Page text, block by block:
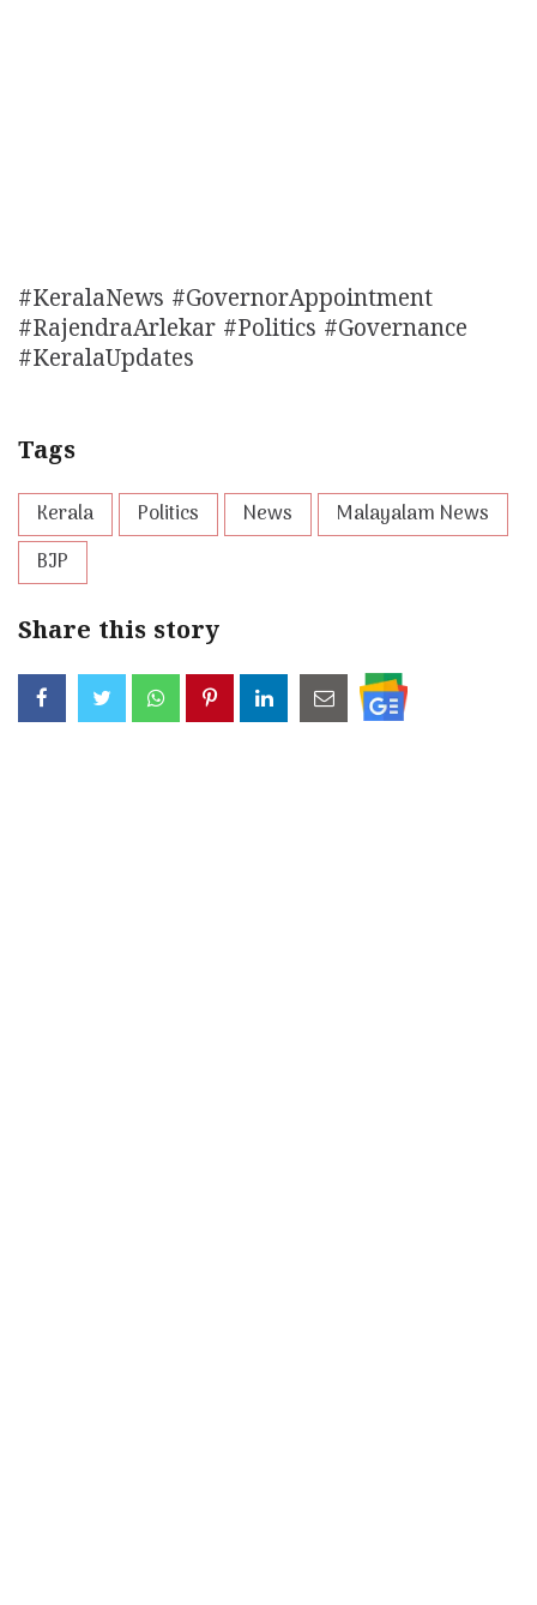
#KeralaNews #GovernorAppointment
#RajendraArlekar #Politics #Governance
#KeralaUpdates
Tags
Kerala Politics News
Malayalam News
BJP
Share this story